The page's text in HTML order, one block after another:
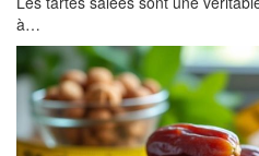
à…